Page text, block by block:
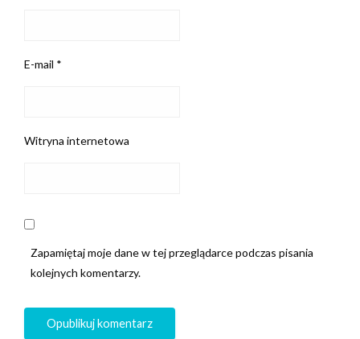
E-mail *
Witryna internetowa
Zapamiętaj moje dane w tej przeglądarce podczas pisania
kolejnych komentarzy.